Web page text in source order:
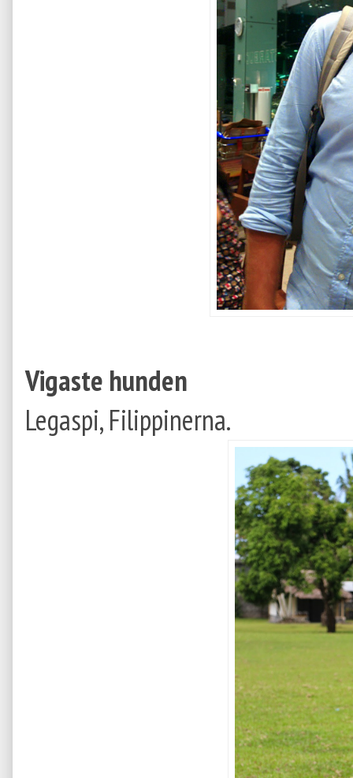
Vigaste hunden
Legaspi, Filippinerna.